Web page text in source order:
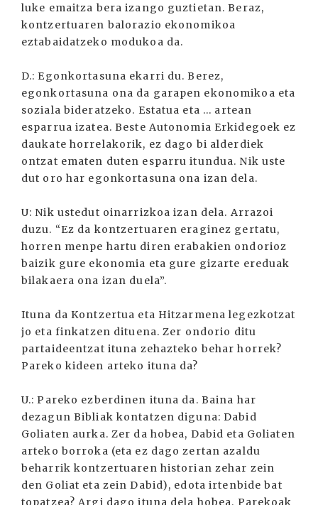
luke emaitza bera izango guztietan. Beraz,
kontzertuaren balorazio ekonomikoa
eztabaidatzeko modukoa da.
D.: Egonkortasuna ekarri du. Berez,
egonkortasuna ona da garapen ekonomikoa eta
soziala bideratzeko. Estatua eta ... artean
esparrua izatea. Beste Autonomia Erkidegoek ez
daukate horrelakorik, ez dago bi alderdiek
ontzat ematen duten esparru itundua. Nik uste
dut oro har egonkortasuna ona izan dela.
U: Nik ustedut oinarrizkoa izan dela. Arrazoi
duzu. “Ez da kontzertuaren eraginez gertatu,
horren menpe hartu diren erabakien ondorioz
baizik gure ekonomia eta gure gizarte ereduak
bilakaera ona izan duela”.
Ituna da Kontzertua eta Hitzarmena legezkotzat
jo eta finkatzen dituena. Zer ondorio ditu
partaideentzat ituna zehazteko behar horrek?
Pareko kideen arteko ituna da?
U.: Pareko ezberdinen ituna da. Baina har
dezagun Bibliak kontatzen diguna: Dabid
Goliaten aurka. Zer da hobea, Dabid eta Goliaten
arteko borroka (eta ez dago zertan azaldu
beharrik kontzertuaren historian zehar zein
den Goliat eta zein Dabid), edota irtenbide bat
topatzea? Argi dago ituna dela hobea. Parekoak